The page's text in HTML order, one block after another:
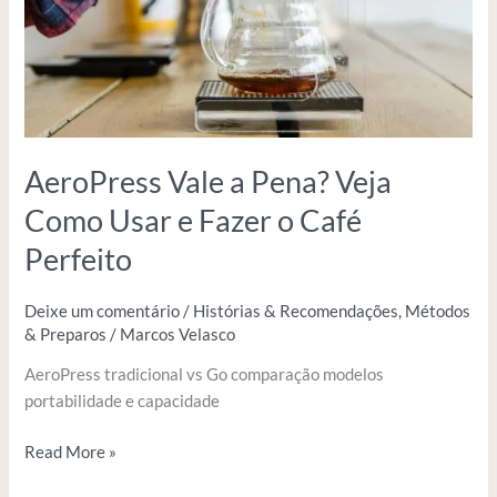
AeroPress Vale a Pena? Veja
Como Usar e Fazer o Café
Perfeito
Deixe um comentário / Histórias & Recomendações, Métodos
& Preparos / Marcos Velasco
AeroPress tradicional vs Go comparação modelos
portabilidade e capacidade
Usar
Fazer
o
Perfeito
Read More »